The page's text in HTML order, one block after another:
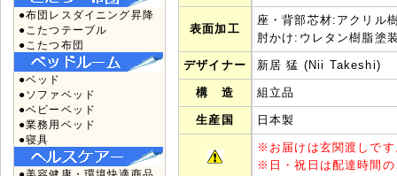
●布団レスダイニング昇降
●こたつテーブル
●こたつ布団
●ベッド
●ソファベッド
●ベビーベッド
●業務用ベッド
●寝具
表面加工
座・背部芯材:アクリル
肘かけ:ウレタン樹脂塗
デザイナー 新居 猛 (Nii Takeshi)
構 造 組立品
生産国 日本製
※ お届けは玄関渡しで
※ 日・祝日は配達時間